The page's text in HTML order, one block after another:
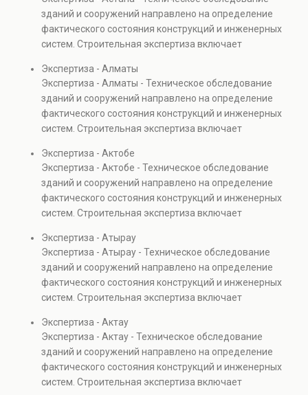
проектов.
предотвратить
перерасход бюджета и
повысить эффективность
инвестициями.
Услуга востребована при покупке недвижимости,
капитальном ремонте и реконструкции объектов, а
также при судебных разбирательствах и технических
проверках.
зданий и сооружений направлено на определение
фактического состояния конструкций и инженерных
систем. Строительная экспертиза включает
элементов и оценку эксплуатационной безопасности.
Услуга востребована при покупке недвижимости,
капитальном ремонте и реконструкции объектов, а
также при судебных разбирательствах и технических
проверках.
Экспертиза - Алматы
Экспертиза - Алматы - Техническое обследование
зданий и сооружений направлено на определение
фактического состояния конструкций и инженерных
систем. Строительная экспертиза включает
элементов и оценку эксплуатационной безопасности.
Услуга востребована при покупке недвижимости,
капитальном ремонте и реконструкции объектов, а
также при судебных разбирательствах и технических
проверках.
Экспертиза - Актобе
Экспертиза - Актобе - Техническое обследование
зданий и сооружений направлено на определение
фактического состояния конструкций и инженерных
систем. Строительная экспертиза включает
элементов и оценку эксплуатационной безопасности.
Услуга востребована при покупке недвижимости,
капитальном ремонте и реконструкции объектов, а
также при судебных разбирательствах и технических
проверках.
Экспертиза - Атырау
Экспертиза - Атырау - Техническое обследование
зданий и сооружений направлено на определение
фактического состояния конструкций и инженерных
систем. Строительная экспертиза включает
элементов и оценку эксплуатационной безопасности.
Услуга востребована при покупке недвижимости,
капитальном ремонте и реконструкции объектов, а
также при судебных разбирательствах и технических
проверках.
Экспертиза - Актау
Экспертиза - Актау - Техническое обследование
зданий и сооружений направлено на определение
фактического состояния конструкций и инженерных
систем. Строительная экспертиза включает